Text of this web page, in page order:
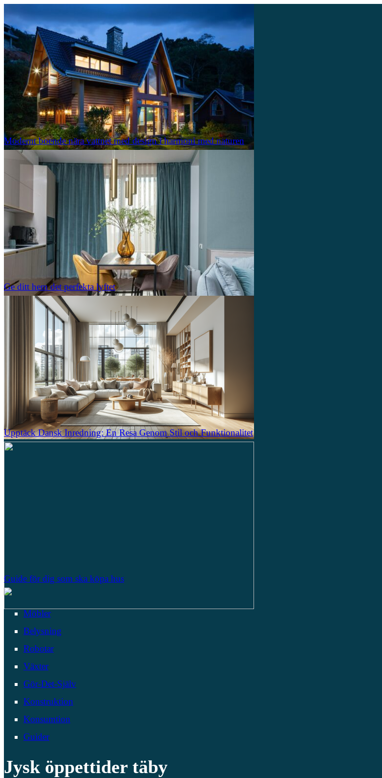
Modernt boende nära vattnet med design i harmoni med naturen
Ge ditt hem det perfekta lyftet
Upptäck Dansk Inredning: En Resa Genom Stil och Funktionalitet
Guide för dig som ska köpa hus
Möbler
Belysning
Robotar
Växter
Gör-Det-Själv
Konstruktion
Konsumtion
Guider
Jysk öppettider täby